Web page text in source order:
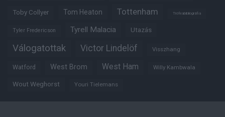
Toby Collyer Tom Heaton Tottenham Trófeabibliográfia
Tyler Fredericson Tyrell Malacia Utazás
Válogatottak Victor Lindelöf Visszhang
Watford West Brom West Ham Willy Kambwala
Wout Weghorst Youri Tielemans